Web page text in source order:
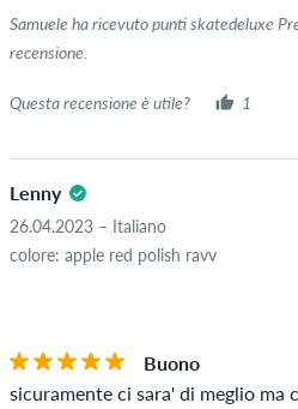
effettivamente posseduto
Samuele ha ricevuto punti skatedeluxe
recensione.
Questa recensione è utile? 1
Lenny
26.04.2023 – Italiano
colore: apple red polish ravv
Buono
sicuramente ci sara' di meglio ma